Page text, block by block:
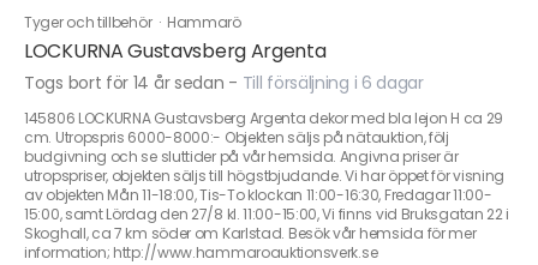
Tyger och tillbehör · Hammarö
LOCKURNA Gustavsberg Argenta
Togs bort för 14 år sedan - Till försäljning i 6 dagar
145806 LOCKURNA Gustavsberg Argenta dekor med bla lejon H ca 29
cm. Utropspris 6000-8000:- Objekten säljs på nätauktion, följ
budgivning och se sluttider på vår hemsida. Angivna priser är
utropspriser, objekten säljs till högstbjudande. Vi har öppet för visning
av objekten Mån 11-18:00, Tis-To klockan 11:00-16:30, Fredagar 11:00-
15:00, samt Lördag den 27/8 kl. 11:00-15:00, Vi finns vid Bruksgatan 22 i
Skoghall, ca 7 km söder om Karlstad. Besök vår hemsida för mer
information; http://www.hammaroauktionsverk.se